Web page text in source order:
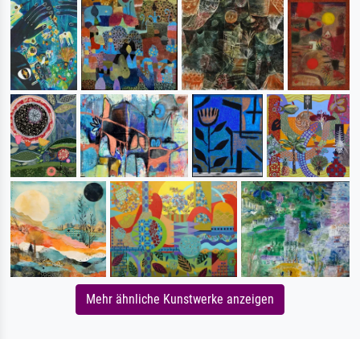
Mehr ähnliche Kunstwerke anzeigen